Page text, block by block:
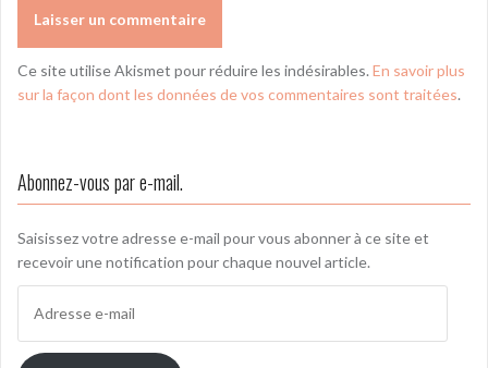
Ce site utilise Akismet pour réduire les indésirables. En savoir plus
sur la façon dont les données de vos commentaires sont traitées.
Abonnez-vous par e-mail.
Saisissez votre adresse e-mail pour vous abonner à ce site et
recevoir une notification pour chaque nouvel article.
mail